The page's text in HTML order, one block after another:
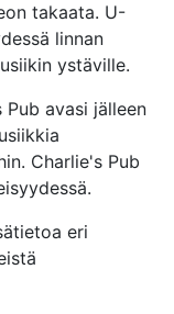
takaata. U-
linnan
ystäville.
avasi jälleen
Charlie's Pub
eri